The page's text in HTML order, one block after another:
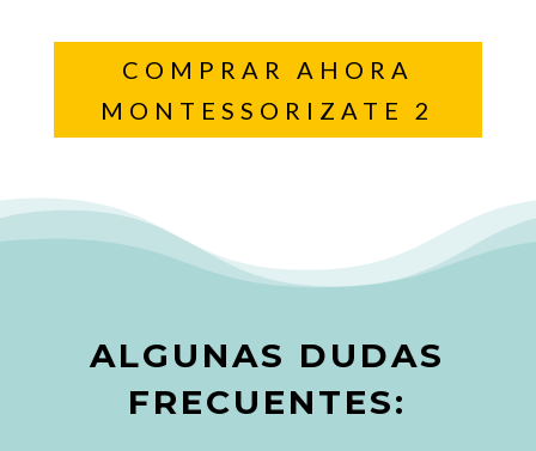
COMPRAR AHORA
MONTESSORIZATE 2
ALGUNAS DUDAS
FRECUENTES: